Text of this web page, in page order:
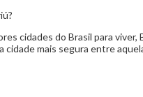
cidades do Brasil para
cidade mais segura entre